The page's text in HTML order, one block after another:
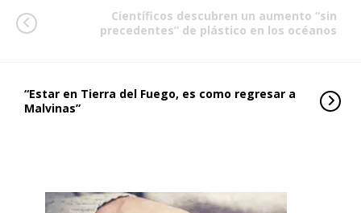
Científicos descubren un aumento “sin
precedentes” de plástico en los océanos
“Estar en Tierra del Fuego, es como regresar a
Malvinas”